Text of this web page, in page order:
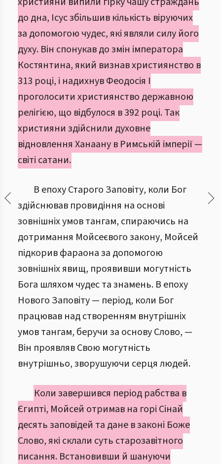
до дна, Ісус збільшив кількість віруючих
за допомогою чудес, які являли силу його
духу. Він спонукав до змін імператора
Костянтина, який визнав християнство в
313 році, і надихнув Феодосія І
проголосити християнство державною
релігією, що відбулося в 392 році. Так
християни здійснили духовне
відновлення Ханаану в Римській імперії —
світі сатани.
В епоху Старого Заповіту, коли Бог
здійснював провидіння на основі
зовнішніх умов тангам, спираючись на
дотримання Мойсеєвого закону, Мойсей
підкорив фараона за допомогою
зовнішніх явищ, проявивши могутність
Бога шляхом чудес та знамень. В епоху
Нового Заповіту — період, коли Бог
працював над створенням внутрішніх
умов тангам, беручи за основу Слово, —
Він проявляв Свою могутність
внутрішньо, зворушуючи серця людей.
Коли завершився період рабства в
Єгипті, Мойсей отримав на горі Сінай
десять заповідей та дане в законі Боже
Слово, які склали суть старозавітного
писання. Встановивши й шануючи